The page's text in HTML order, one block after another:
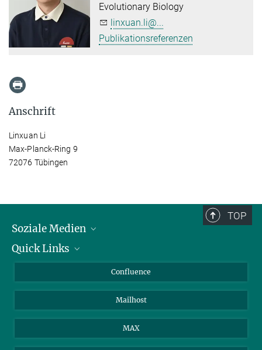
Evolutionary Biology
linxuan.li@...
Publikationsreferenzen
Anschrift
Linxuan Li
Max-Planck-Ring 9
72076 Tübingen
TOP
Soziale Medien
LinkedIn
Quick Links
Für Journalisten und Journalistinnen
Ihr Weg zu uns
Confluence
Mailhost
MAX